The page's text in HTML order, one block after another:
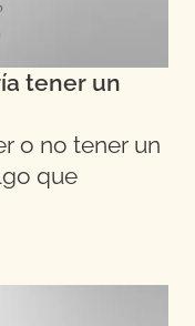
tener un
o no tener un
que